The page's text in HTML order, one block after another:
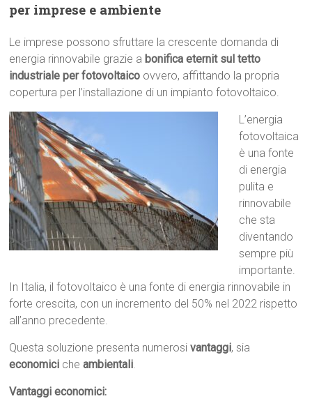
per imprese e ambiente
Le imprese possono sfruttare la crescente domanda di
energia rinnovabile grazie a bonifica eternit sul tetto
industriale per fotovoltaico ovvero, affittando la propria
copertura per l’installazione di un impianto fotovoltaico.
L’energia
fotovoltaica
è una fonte
di energia
pulita e
rinnovabile
che sta
diventando
sempre più
importante.
In Italia, il fotovoltaico è una fonte di energia rinnovabile in
forte crescita, con un incremento del 50% nel 2022 rispetto
all’anno precedente.
Questa soluzione presenta numerosivantaggi, sia
economici cheambientali.
Vantaggi economici: